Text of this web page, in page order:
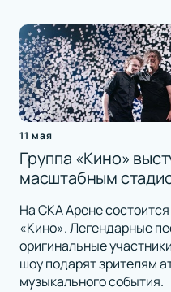
11 мая
Группа «Кино»
масштабным
На СКА Арене
«Кино». Легендарные
оригинальные
шоу подарят зрителям
музыкального события.